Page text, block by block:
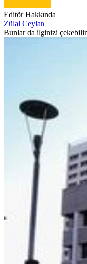
Editör Hakkında
Zülal Ceylan
Bunlar da ilginizi çekebilir